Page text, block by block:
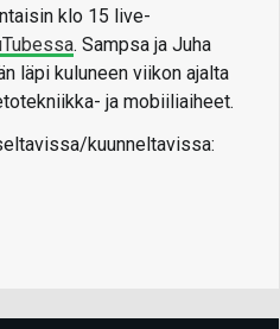
klo 15 live-
. Sampsa ja Juha
läpi kuluneen viikon ajalta
ja mobiiliaiheet.
kuunneltavissa: